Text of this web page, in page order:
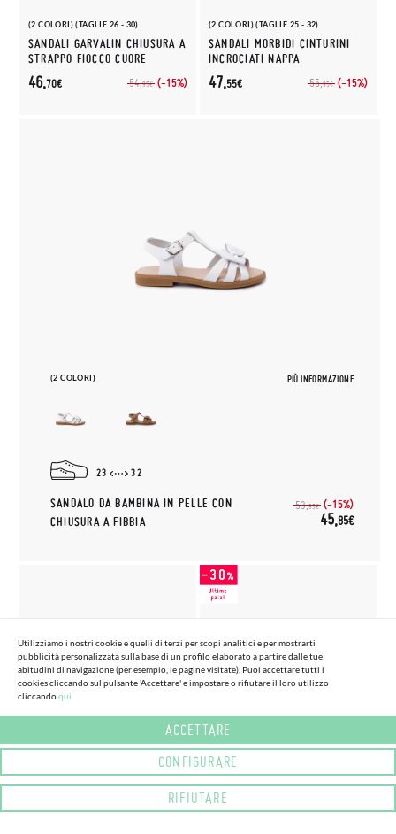
(2 COLORI) (TAGLIE 26 - 30)
SANDALI GARVALIN CHIUSURA A
STRAPPO FIOCCO CUORE
54,95€ (-15%)
46,70€
(2 COLORI) (TAGLIE 25 - 32)
SANDALI MORBIDI CINTURINI
INCROCIATI NAPPA
55,95€ (-15%)
47,55€
(2 COLORI) PIÙ INFORMAZIONE
23 32
SANDALO DA BAMBINA IN PELLE CON
CHIUSURA A FIBBIA
53,95€ (-15%)
45,85€
(2 COLORI) (TAGLIE 28 - 33)
CHIUSURA CHIUSURA A
51,
SANDALI BAREFOOT PELLE
BORCHIE
37,76€
Utilizziamo i nostri cookie e quelli di terzi per scopi analitici e per mostrarti
pubblicità personalizzata sulla base di un profilo elaborato a partire dalle tue
abitudini di navigazione (per esempio, le pagine visitate). Puoi accettare tutti i
cookies cliccando sul pulsante 'Accettare' e impostare o rifiutare il loro utilizzo
cliccandoqui.
ACCETTARE
CONFIGURARE
RIFIUTARE